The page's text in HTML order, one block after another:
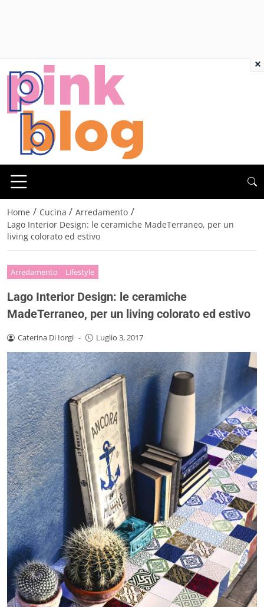
Home / Cucina / Arredamento /
Lago Interior Design: le ceramiche MadeTerraneo, per un
living colorato ed estivo
Arredamento Lifestyle
Lago Interior Design: le ceramiche
MadeTerraneo, per un living colorato ed estivo
Caterina Di Iorgi - Luglio 3, 2017
×